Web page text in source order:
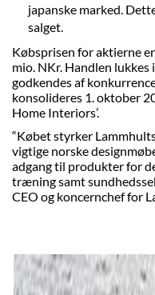
japanske marked.
salget.
Købsprisen for aktierne
mio. NKr. Handlen
godkendes af
konsolideres 1. oktober
Home Interiors’.
“Købet styrker
vigtige norske
adgang til produkter for
træning samt
CEO og koncernchef for